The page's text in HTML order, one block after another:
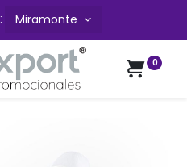
Miramonte
0